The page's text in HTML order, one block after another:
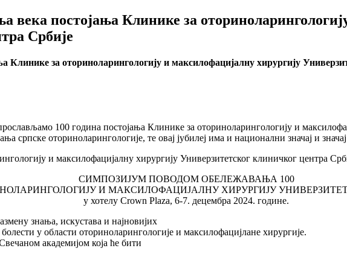
века постојања Клинике за
Србије
за оториноларингологију и максилофацијалну хирургију
100 година постојања Клинике за оториноларингологију и
српске оториноларингологије, те овај јубилеј има и национални значај и
и максилофацијалну хирургију Универзитетског клиничког центра
СИМПОЗИЈУМ ПОВОДОМ ОБЕЛЕЖАВАЊА 100
И МАКСИЛОФАЦИЈАЛНУ ХИРУРГИЈУ
у хотелу Crown Plaza, 6-7. децембра 2024. године.
знања, искустава и најновијих
у области оториноларингологије и максилофацијлане хирургије.
академијом која ће бити